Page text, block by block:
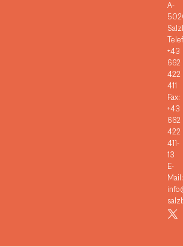
A-
+43
662
422
411
Fax:
+43
662
422
411-
13
E-
Mail: